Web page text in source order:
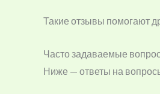
Такие отзывы помогают
Часто задаваемые
Ниже — ответы на